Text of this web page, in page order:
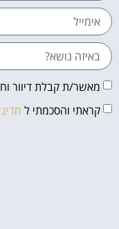
מאשר/ת קבלת דיוור
קראתי והסכמתי ל